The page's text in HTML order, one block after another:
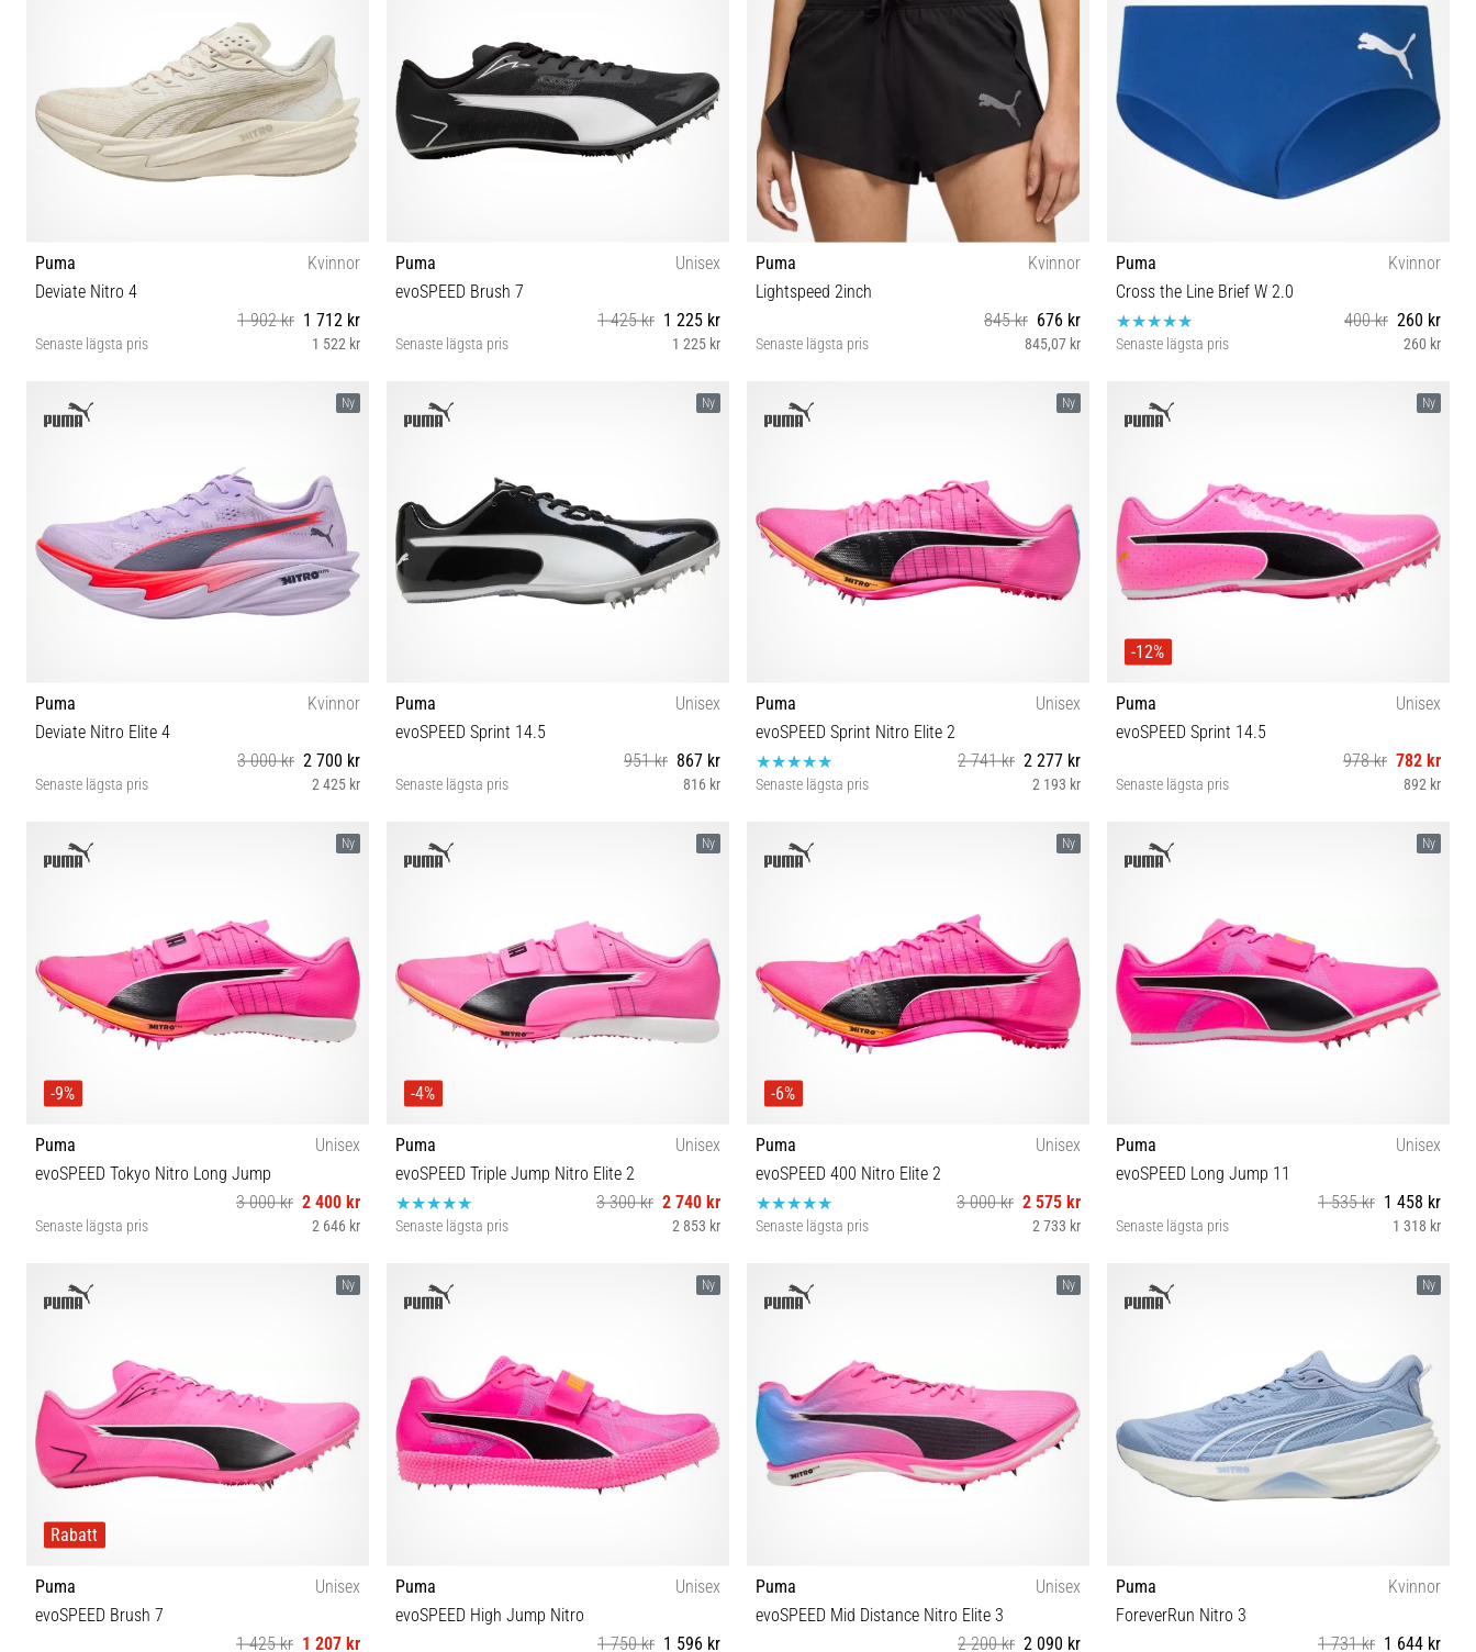
Puma
Kvinnor
Deviate Nitro 4
1 902 kr 1 712 kr
Senaste lägsta pris 1 522 kr
Puma
Unisex
evoSPEED Brush 7
1 425 kr 1 225 kr
Senaste lägsta pris 1 225 kr
38½ 40 40½ 41 42 42½ 43 44 44½ 45 46
Puma
Kvinnor
Lightspeed 2inch
845 kr 676 kr
Senaste lägsta pris 845,07 kr
Puma
Kvinnor
Cross the Line Brief W 2.0
400 kr 260 kr
Senaste lägsta pris 260 kr
Ny
Puma
Kvinnor
Deviate Nitro Elite 4
3 000 kr 2 700 kr
Senaste lägsta pris 2 425 kr
Ny
Puma
Unisex
evoSPEED Sprint 14.5
951 kr 867 kr
Senaste lägsta pris 816 kr
37½ 38 38½ 39 40 40½ 41 42 42½ 43 44 44½ 45 46
Ny
Puma
Unisex
evoSPEED Sprint Nitro Elite 2
2 741 kr 2 277 kr
Senaste lägsta pris 2 193 kr
Ny
-12%
Puma
Unisex
evoSPEED Sprint 14.5
978 kr 782 kr
Senaste lägsta pris 892 kr
40 40½ 41 42 42½ 43 44 44½ 46 46½
Ny
-9%
Puma
Unisex
evoSPEED Tokyo Nitro Long Jump
3 000 kr 2 400 kr
Senaste lägsta pris 2 646 kr
Ny
-4%
Puma
Unisex
evoSPEED Triple Jump Nitro Elite 2
3 300 kr 2 740 kr
Senaste lägsta pris 2 853 kr
Ny
-6%
Puma
Unisex
evoSPEED 400 Nitro Elite 2
3 000 kr 2 575 kr
Senaste lägsta pris 2 733 kr
Ny
Puma
Unisex
evoSPEED Long Jump 11
1 535 kr 1 458 kr
Senaste lägsta pris 1 318 kr
Ny
Rabatt
Puma
Unisex
evoSPEED Brush 7
1 425 kr 1 207 kr
Ny
Puma
Unisex
evoSPEED High Jump Nitro
1 750 kr 1 596 kr
Ny
Puma
Unisex
evoSPEED Mid Distance Nitro Elite 3
2 200 kr 2 090 kr
Ny
Puma
Kvinnor
ForeverRun Nitro 3
1 731 kr 1 644 kr